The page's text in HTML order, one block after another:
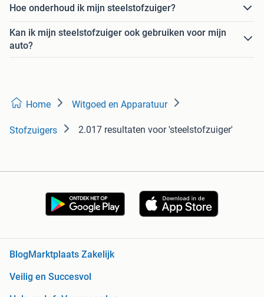
Hoe onderhoud ik mijn steelstofzuiger?
Kan ik mijn steelstofzuiger ook gebruiken voor mijn
auto?
Home Witgoed en Apparatuur
Stofzuigers 2.017 resultaten voor 'steelstofzuiger'
BlogMarktplaats Zakelijk
Veilig en Succesvol